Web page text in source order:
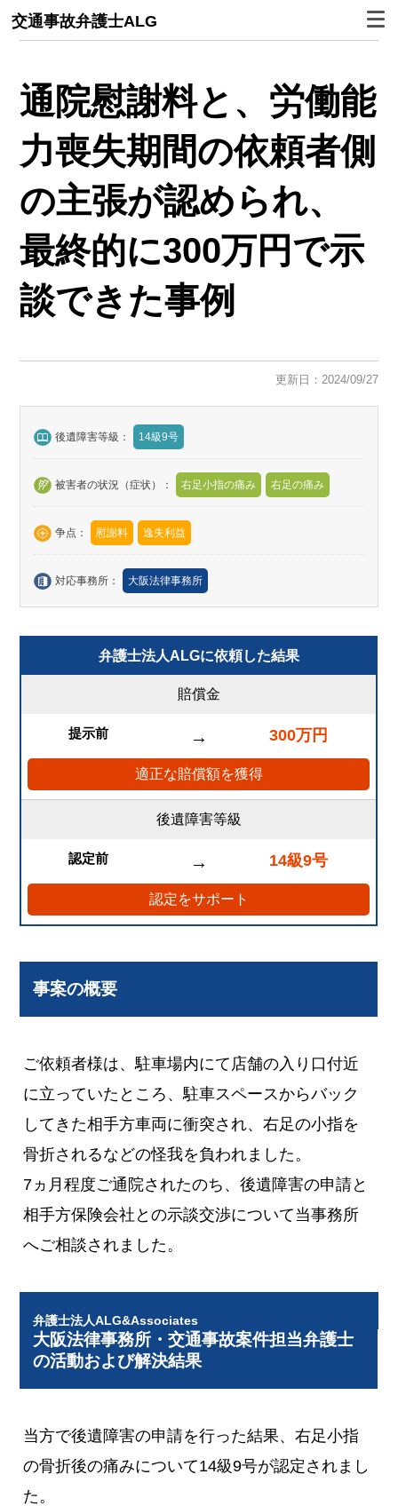
交通事故弁護士ALG
通院慰謝料と、労働能
力喪失期間の依頼者側
の主張が認められ、
最終的に300万円で示
談できた事例
更新日：2024/09/27
後遺障害等級： 14級9号
被害者の状況（症状）： 右足小指の痛み 右足の痛み
争点： 慰謝料 逸失利益
対応事務所： 大阪法律事務所
弁護士法人ALGに依頼した結果
賠償金
提示前 → 300万円
適正な賠償額を獲得
後遺障害等級
認定前 → 14級9号
認定をサポート
事案の概要
ご依頼者様は、駐車場内にて店舗の入り口付近
に立っていたところ、駐車スペースからバック
してきた相手方車両に衝突され、右足の小指を
骨折されるなどの怪我を負われました。
7ヵ月程度ご通院されたのち、後遺障害の申請と
相手方保険会社との示談交渉について当事務所
へご相談されました。
弁護士法人ALG&Associates
大阪法律事務所・交通事故案件担当弁護士
の活動および解決結果
当方で後遺障害の申請を行った結果、右足小指
の骨折後の痛みについて14級9号が認定されまし
た。